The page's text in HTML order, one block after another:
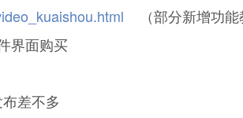
（部分新增功能
界面购买
差不多